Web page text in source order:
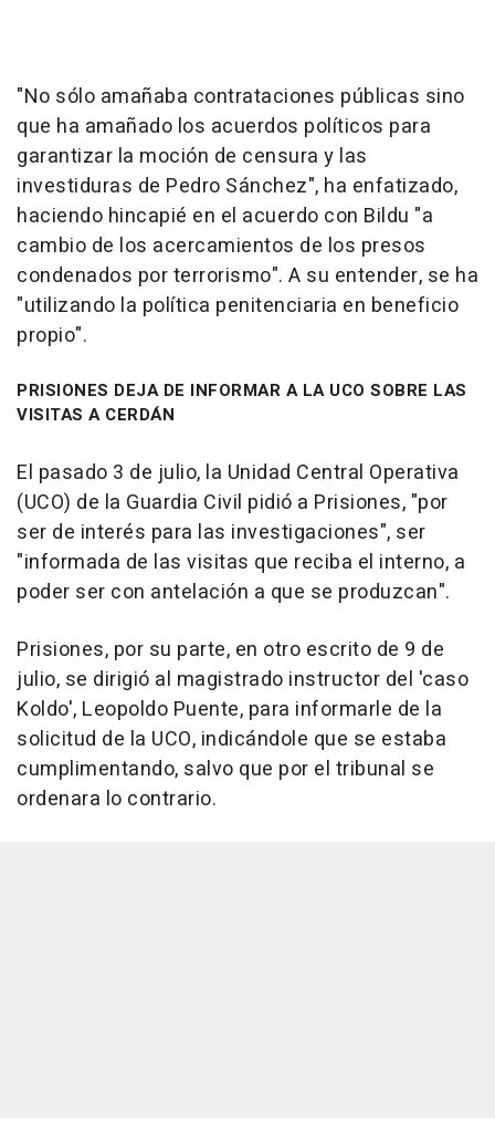
"No sólo amañaba contrataciones públicas sino
que ha amañado los acuerdos políticos para
garantizar la moción de censura y las
investiduras de Pedro Sánchez", ha enfatizado,
haciendo hincapié en el acuerdo con Bildu "a
cambio de los acercamientos de los presos
condenados por terrorismo". A su entender, se ha
"utilizando la política penitenciaria en beneficio
propio".
PRISIONES DEJA DE INFORMAR A LA UCO SOBRE LAS
VISITAS A CERDÁN
El pasado 3 de julio, la Unidad Central Operativa
(UCO) de la Guardia Civil pidió a Prisiones, "por
ser de interés para las investigaciones", ser
"informada de las visitas que reciba el interno, a
poder ser con antelación a que se produzcan".
Prisiones, por su parte, en otro escrito de 9 de
julio, se dirigió al magistrado instructor del 'caso
Koldo', Leopoldo Puente, para informarle de la
solicitud de la UCO, indicándole que se estaba
cumplimentando, salvo que por el tribunal se
ordenara lo contrario.